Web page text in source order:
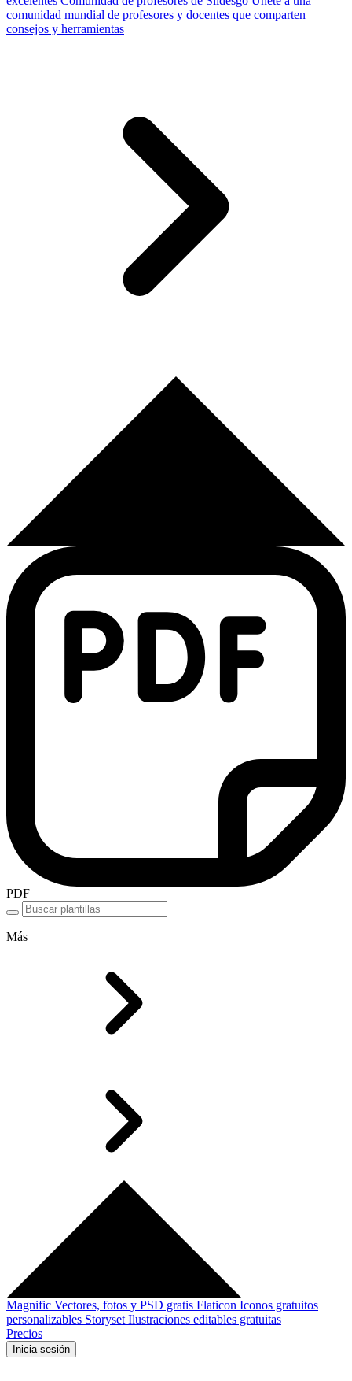
comunidad mundial de profesores y docentes que comparten
consejos y herramientas
PDF
Más
Magnific Vectores, fotos y PSD gratis Flaticon Iconos gratuitos
personalizables Storyset Ilustraciones editables gratuitas
Precios
Inicia sesión